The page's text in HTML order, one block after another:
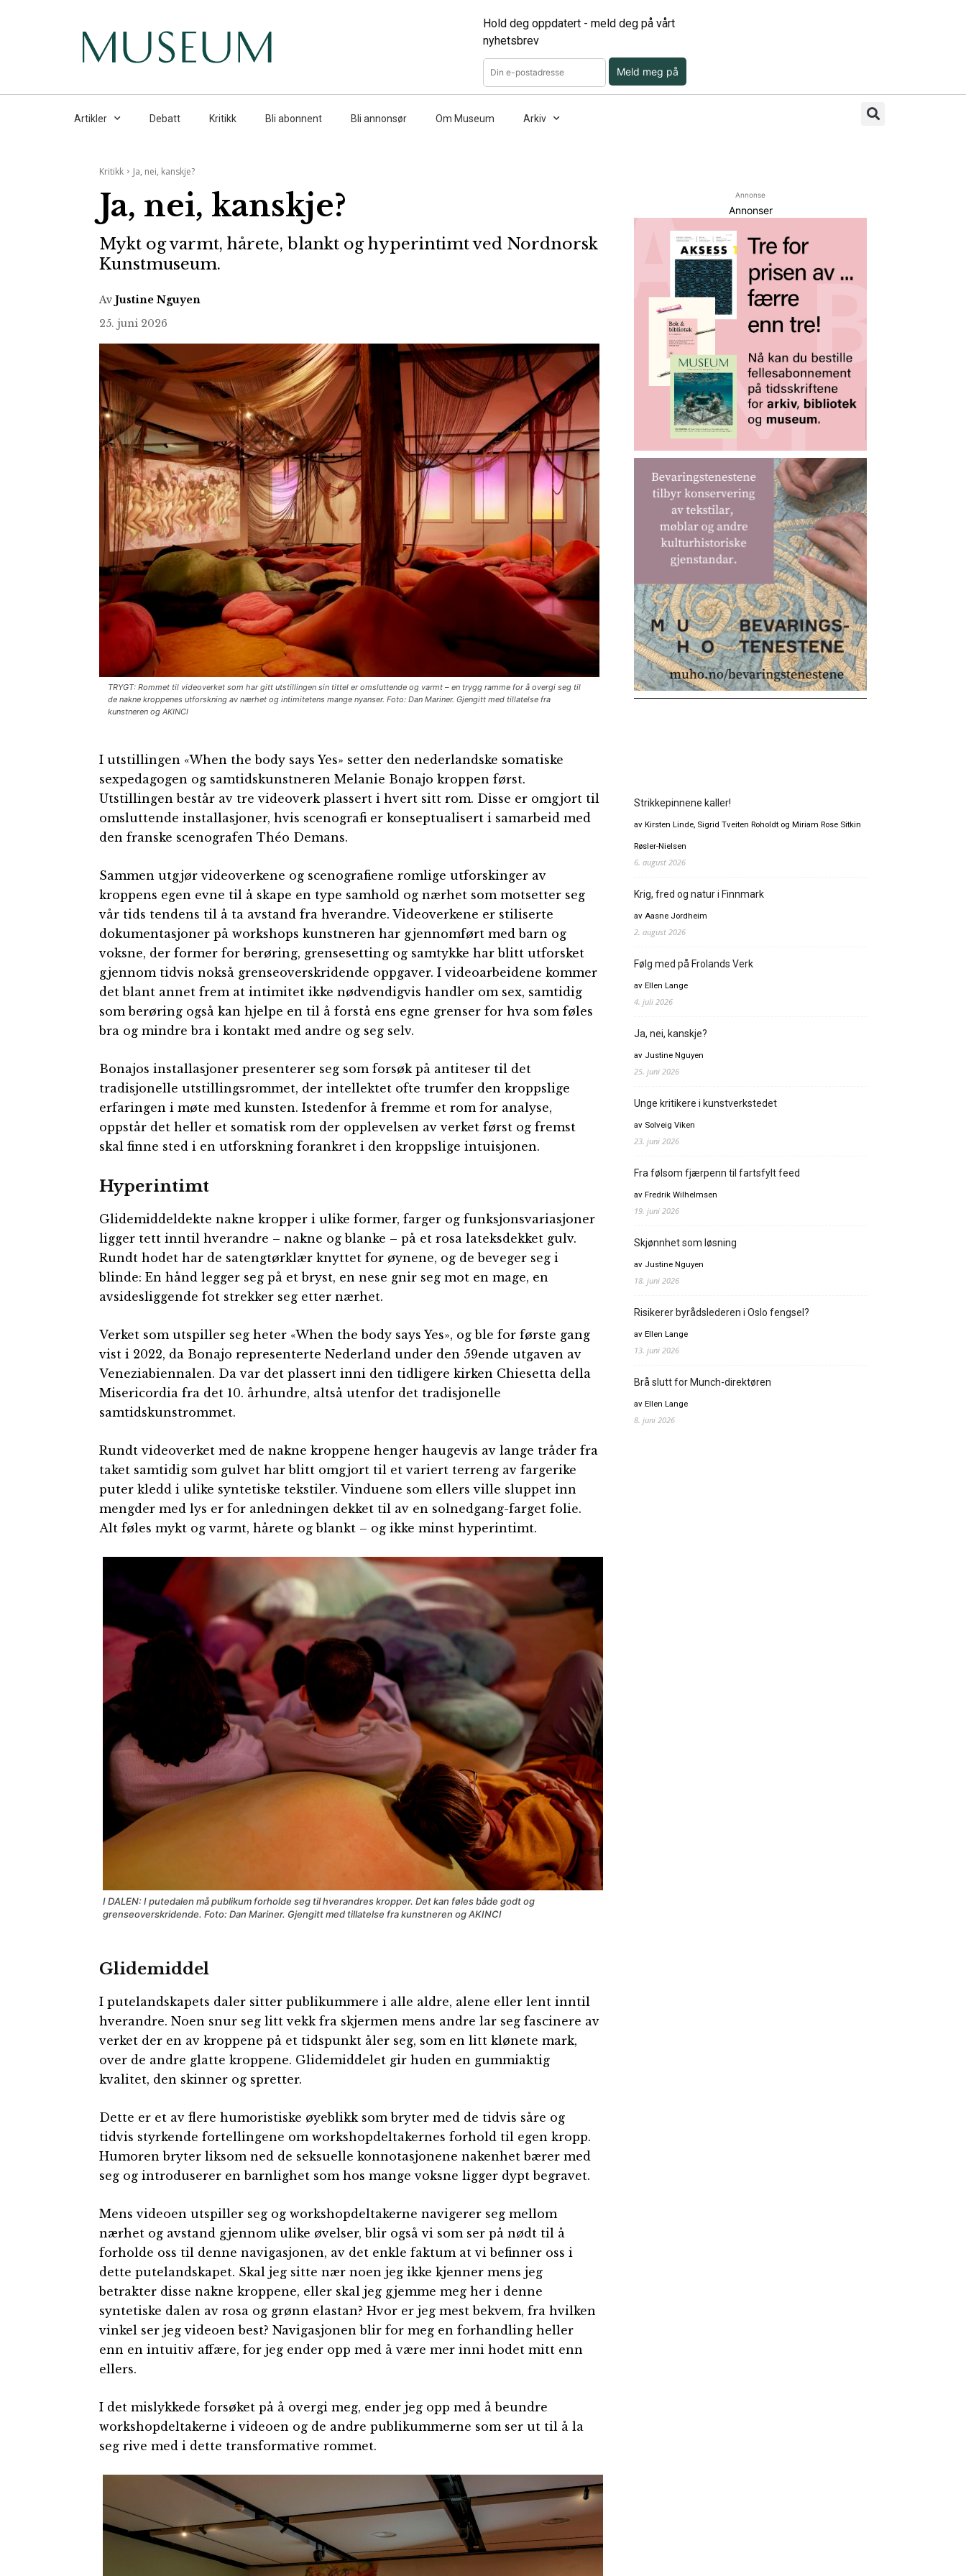
Hold deg oppdatert - meld deg på vårt
nyhetsbrev
Meld meg på
Artikler Debatt Kritikk Bli abonnent Bli annonsør Om Museum Arkiv
Kritikk Ja, nei, kanskje?
Ja, nei, kanskje?
Mykt og varmt, hårete, blankt og hyperintimt ved Nordnorsk
Kunstmuseum.
Av Justine Nguyen
25. juni 2026
TRYGT: Rommet til videoverket som har gitt utstillingen sin tittel er omsluttende og varmt – en trygg ramme for å overgi seg til
de nakne kroppenes utforskning av nærhet og intimitetens mange nyanser. Foto: Dan Mariner. Gjengitt med tillatelse fra
kunstneren og AKINCI
I utstillingen «When the body says Yes» setter den nederlandske somatiske
sexpedagogen og samtidskunstneren Melanie Bonajo kroppen først.
Utstillingen består av tre videoverk plassert i hvert sitt rom. Disse er omgjort til
omsluttende installasjoner, hvis scenografi er konseptualisert i samarbeid med
den franske scenografen Théo Demans.
Sammen utgjør videoverkene og scenografiene romlige utforskinger av
kroppens egen evne til å skape en type samhold og nærhet som motsetter seg
vår tids tendens til å ta avstand fra hverandre. Videoverkene er stiliserte
dokumentasjoner på workshops kunstneren har gjennomført med barn og
voksne, der former for berøring, grensesetting og samtykke har blitt utforsket
gjennom tidvis nokså grenseoverskridende oppgaver. I videoarbeidene kommer
det blant annet frem at intimitet ikke nødvendigvis handler om sex, samtidig
som berøring også kan hjelpe en til å forstå ens egne grenser for hva som føles
bra og mindre bra i kontakt med andre og seg selv.
Bonajos installasjoner presenterer seg som forsøk på antiteser til det
tradisjonelle utstillingsrommet, der intellektet ofte trumfer den kroppslige
erfaringen i møte med kunsten. Istedenfor å fremme et rom for analyse,
oppstår det heller et somatisk rom der opplevelsen av verket først og fremst
skal finne sted i en utforskning forankret i den kroppslige intuisjonen.
Hyperintimt
Glidemiddeldekte nakne kropper i ulike former, farger og funksjonsvariasjoner
ligger tett inntil hverandre – nakne og blanke – på et rosa lateksdekket gulv.
Rundt hodet har de satengtørklær knyttet for øynene, og de beveger seg i
blinde: En hånd legger seg på et bryst, en nese gnir seg mot en mage, en
avsidesliggende fot strekker seg etter nærhet.
Verket som utspiller seg heter «When the body says Yes», og ble for første gang
vist i 2022, da Bonajo representerte Nederland under den 59ende utgaven av
Veneziabiennalen. Da var det plassert inni den tidligere kirken Chiesetta della
Misericordia fra det 10. århundre, altså utenfor det tradisjonelle
samtidskunstrommet.
Rundt videoverket med de nakne kroppene henger haugevis av lange tråder fra
taket samtidig som gulvet har blitt omgjort til et variert terreng av fargerike
puter kledd i ulike syntetiske tekstiler. Vinduene som ellers ville sluppet inn
mengder med lys er for anledningen dekket til av en solnedgang-farget folie.
Alt føles mykt og varmt, hårete og blankt – og ikke minst hyperintimt.
I DALEN: I putedalen må publikum forholde seg til hverandres kropper. Det kan føles både godt og
grenseoverskridende. Foto: Dan Mariner. Gjengitt med tillatelse fra kunstneren og AKINCI
Glidemiddel
I putelandskapets daler sitter publikummere i alle aldre, alene eller lent inntil
hverandre. Noen snur seg litt vekk fra skjermen mens andre lar seg fascinere av
verket der en av kroppene på et tidspunkt åler seg, som en litt klønete mark,
over de andre glatte kroppene. Glidemiddelet gir huden en gummiaktig
kvalitet, den skinner og spretter.
Dette er et av flere humoristiske øyeblikk som bryter med de tidvis såre og
tidvis styrkende fortellingene om workshopdeltakernes forhold til egen kropp.
Humoren bryter liksom ned de seksuelle konnotasjonene nakenhet bærer med
seg og introduserer en barnlighet som hos mange voksne ligger dypt begravet.
Mens videoen utspiller seg og workshopdeltakerne navigerer seg mellom
nærhet og avstand gjennom ulike øvelser, blir også vi som ser på nødt til å
forholde oss til denne navigasjonen, av det enkle faktum at vi befinner oss i
dette putelandskapet. Skal jeg sitte nær noen jeg ikke kjenner mens jeg
betrakter disse nakne kroppene, eller skal jeg gjemme meg her i denne
syntetiske dalen av rosa og grønn elastan? Hvor er jeg mest bekvem, fra hvilken
vinkel ser jeg videoen best? Navigasjonen blir for meg en forhandling heller
enn en intuitiv affære, for jeg ender opp med å være mer inni hodet mitt enn
ellers.
I det mislykkede forsøket på å overgi meg, ender jeg opp med å beundre
workshopdeltakerne i videoen og de andre publikummerne som ser ut til å la
seg rive med i dette transformative rommet.
Annonse
Annonser
Strikkepinnene kaller!
av Kirsten Linde, Sigrid Tveiten Roholdt og Miriam Rose Sitkin
Røsler-Nielsen
6. august 2026
Krig, fred og natur i Finnmark
av Aasne Jordheim
2. august 2026
Følg med på Frolands Verk
av Ellen Lange
4. juli 2026
Ja, nei, kanskje?
av Justine Nguyen
25. juni 2026
Unge kritikere i kunstverkstedet
av Solveig Viken
23. juni 2026
Fra følsom fjærpenn til fartsfylt feed
av Fredrik Wilhelmsen
19. juni 2026
Skjønnhet som løsning
av Justine Nguyen
18. juni 2026
Risikerer byrådslederen i Oslo fengsel?
av Ellen Lange
13. juni 2026
Brå slutt for Munch-direktøren
av Ellen Lange
8. juni 2026